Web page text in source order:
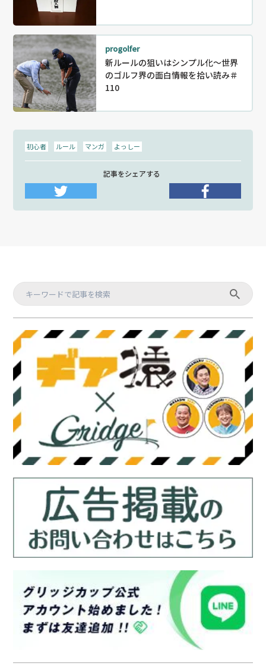
progolfer
新ルールの狙いはシンプル化～世界
のゴルフ界の面白情報を拾い読み＃
110
初心者 ルール マンガ よっしー
記事をシェアする